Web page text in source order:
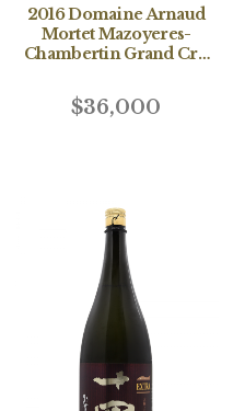
2016 Domaine Arnaud
Mortet Mazoyeres-
Chambertin Grand Cru
$36,000